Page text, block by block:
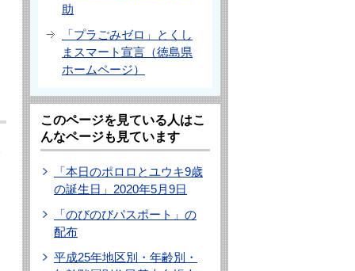
助
「プラごみゼロ」とくし
まスマート宣言（徳島県
ホームページ）
このページを見ている人はこ
んなページも見ています
「本日のポロロとユウキ9歳
の誕生日」2020年5月9日
「のびのびパスポート」の
配布
平成25年地区別・年齢別・